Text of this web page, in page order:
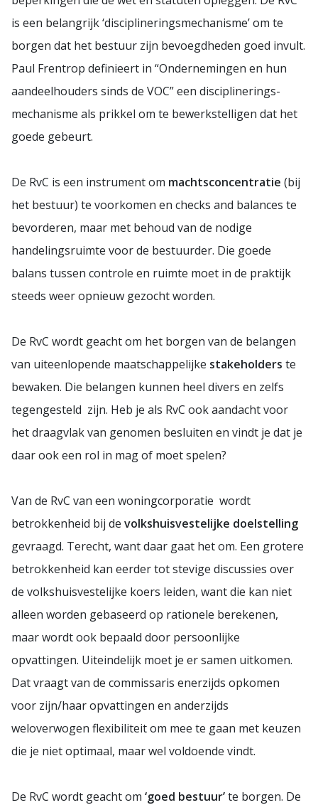
is een belangrijk ‘disciplineringsmechanisme’ om te
borgen dat het bestuur zijn bevoegdheden goed invult.
Paul Frentrop definieert in “Ondernemingen en hun
aandeelhouders sinds de VOC” een disciplinerings-
mechanisme als prikkel om te bewerkstelligen dat het
goede gebeurt.
De RvC is een instrument om machtsconcentratie (bij
het bestuur) te voorkomen en checks and balances te
bevorderen, maar met behoud van de nodige
handelingsruimte voor de bestuurder. Die goede
balans tussen controle en ruimte moet in de praktijk
steeds weer opnieuw gezocht worden.
De RvC wordt geacht om het borgen van de belangen
van uiteenlopende maatschappelijke stakeholders te
bewaken. Die belangen kunnen heel divers en zelfs
tegengesteld zijn. Heb je als RvC ook aandacht voor
het draagvlak van genomen besluiten en vindt je dat je
daar ook een rol in mag of moet spelen?
Van de RvC van een woningcorporatie wordt
betrokkenheid bij de volkshuisvestelijke doelstelling
gevraagd. Terecht, want daar gaat het om. Een grotere
betrokkenheid kan eerder tot stevige discussies over
de volkshuisvestelijke koers leiden, want die kan niet
alleen worden gebaseerd op rationele berekenen,
maar wordt ook bepaald door persoonlijke
opvattingen. Uiteindelijk moet je er samen uitkomen.
Dat vraagt van de commissaris enerzijds opkomen
voor zijn/haar opvattingen en anderzijds
weloverwogen flexibiliteit om mee te gaan met keuzen
die je niet optimaal, maar wel voldoende vindt.
De RvC wordt geacht om ‘goed bestuur’te borgen. De